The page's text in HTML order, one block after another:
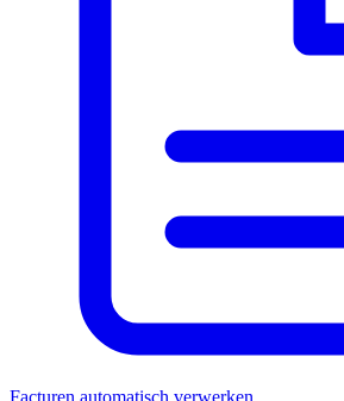
Facturen automatisch verwerken